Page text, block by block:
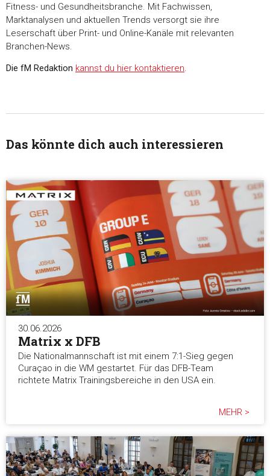
Fitness- und Gesundheitsbranche. Mit Fachwissen,
Marktanalysen und aktuellen Trends versorgt sie ihre
Leserschaft über Print- und Online-Kanäle mit relevanten
Branchen-News.
Die fM Redaktion kannst du hier kontaktieren.
Das könnte dich auch interessieren
30.06.2026
Matrix x DFB
Die Nationalmannschaft ist mit einem 7:1-Sieg gegen
Curaçao in die WM gestartet. Für das DFB-Team
richtete Matrix Trainingsbereiche in den USA ein.
MEHR >